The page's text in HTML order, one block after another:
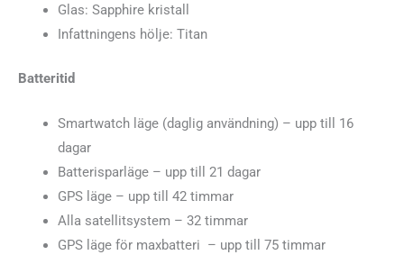
Glas: Sapphire kristall
Infattningens hölje: Titan
Batteritid
Smartwatch läge (daglig användning) – upp till 16
dagar
Batterisparläge – upp till 21 dagar
GPS läge – upp till 42 timmar
Alla satellitsystem – 32 timmar
GPS läge för maxbatteri – upp till 75 timmar